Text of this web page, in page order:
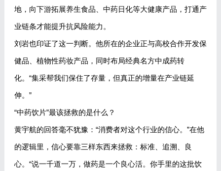
地，向下游拓展养生食品、中药日化等大健康产品，打通产
业链条才能提升抗风险能力。
刘岩也印证了这一判断。他所在的企业正与高校合作开发保
健品、植物性药妆产品，同时布局经典名方中成药转
化。“集采帮我们保住了存量，但真正的增量在产业链延
伸。”
“中药饮片”最该拯救的是什么？
黄宇航的回答毫不犹豫：“消费者对这个行业的信心。”在他
的逻辑里，信心要靠三样东西来拯救：标准、追溯、良
心。“说一千道一万，做药是一个良心活。你手里的这批饮